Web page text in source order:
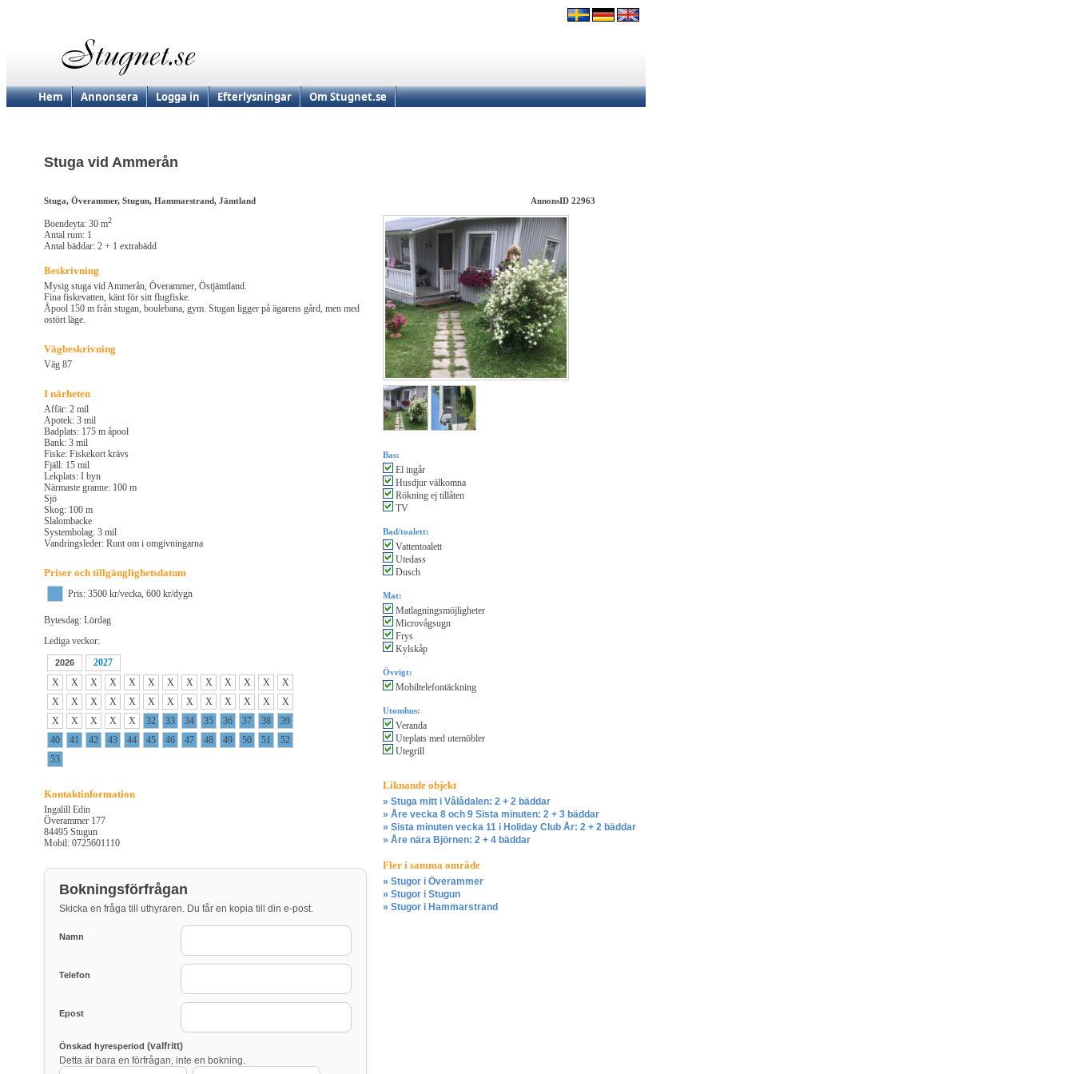
Hem Annonsera Logga in Efterlysningar Om Stugnet.se
Stuga vid Ammerån
Stuga, Överammer, Stugun, Hammarstrand, Jämtland AnnonsID 22963
Boendeyta: 30 m2
Antal rum: 1
Antal bäddar: 2 + 1 extrabädd
Beskrivning
Mysig stuga vid Ammerån, Överammer, Östjämtland.
Fina fiskevatten, känt för sitt flugfiske.
Åpool 150 m från stugan, boulebana, gym. Stugan ligger på ägarens gård, men med
ostört läge.
Vägbeskrivning
Väg 87
I närheten
Affär: 2 mil
Apotek: 3 mil
Badplats: 175 m åpool
Bank: 3 mil
Fiske: Fiskekort krävs
Fjäll: 15 mil
Lekplats: I byn
Närmaste granne: 100 m
Sjö
Skog: 100 m
Slalombacke
Systembolag: 3 mil
Vandringsleder: Runt om i omgivningarna
Priser och tillgänglighetsdatum
Pris: 3500 kr/vecka, 600 kr/dygn
Bytesdag: Lördag
Lediga veckor:
2026
2027
X
X X X X X X X X X X X
X
X
X X X X X X X X X X X
X
X
X X X X 32 33 34 35 36 37 38
39
40
41 42 43 44 45 46 47 48 49 50 51
52
53
Kontaktinformation
Ingalill Edin
Överammer 177
84495 Stugun
Mobil: 0725601110
Bokningsförfrågan
Skicka en fråga till uthyraren. Du får en kopia till din e-post.
Namn
Telefon
Epost
Önskad hyresperiod (valfritt)
Detta är bara en förfrågan, inte en bokning.
Bas:
El ingår
Husdjur välkomna
Rökning ej tillåten
TV
Bad/toalett:
Vattentoalett
Utedass
Dusch
Mat:
Matlagningsmöjligheter
Microvågsugn
Frys
Kylskåp
Övrigt:
Mobiltelefontäckning
Utomhus:
Veranda
Uteplats med utemöbler
Utegrill
Liknande objekt
» Stuga mitt i Vålådalen: 2 + 2 bäddar
» Åre vecka 8 och 9 Sista minuten: 2 + 3 bäddar
» Sista minuten vecka 11 i Holiday Club År: 2 + 2 bäddar
» Åre nära Björnen: 2 + 4 bäddar
Fler i samma område
» Stugor i Överammer
» Stugor i Stugun
» Stugor i Hammarstrand